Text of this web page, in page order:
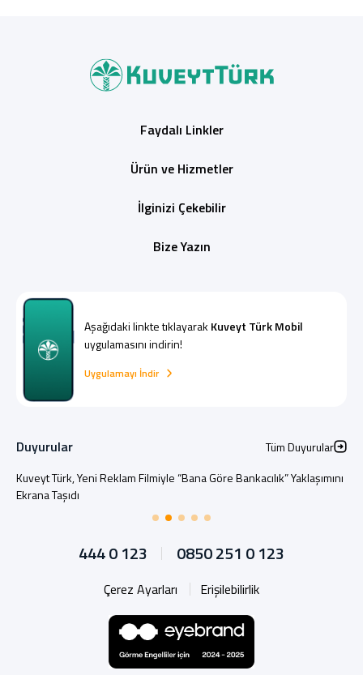
Faydalı Linkler
Ürün ve Hizmetler
İlginizi Çekebilir
Bize Yazın
Aşağıdaki linkte tıklayarak Kuveyt Türk Mobil
uygulamasını indirin!
Uygulamayı İndir
Duyurular
Tüm Duyurular
Kuveyt Türk, Yeni Reklam Filmiyle “Bana Göre Bankacılık” Yaklaşımını
Ekrana Taşıdı
444 0 123 0850 251 0 123
Çerez Ayarları Erişilebilirlik